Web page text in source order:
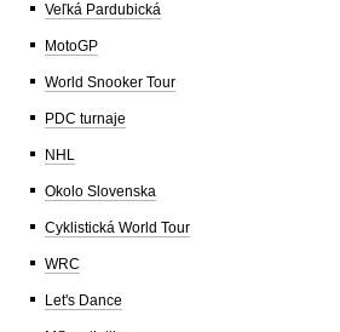
Veľká Pardubická
MotoGP
World Snooker Tour
PDC turnaje
NHL
Okolo Slovenska
Cyklistická World Tour
WRC
Let's Dance